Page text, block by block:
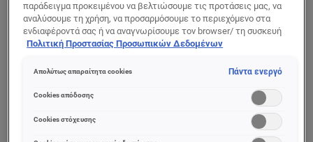
Age Perfect
Classic Κρέμα
Ημέρας
Age Perfect
Le Duo Ορός
Αντιγήρανσης
0/5
παράδειγμα προκειμένου να βελτιώσουμε τις προτάσεις μας, να
αναλύσουμε τη χρήση, να προσαρμόσουμε το περιεχόμενο στα
ενδιαφέροντά σας ή να αναγνωρίσουμε τον browser/ τη συσκευή
σας για τη δημιουργία προφίλ με τα ενδιαφέροντά σας και να σας
διαδικτυακές προτάσεις. Μπορείτε να αποδεχθείτε cookies τα
(«Απόρριψη όλων») ή να ρυθμίσετε και να αποθηκεύσετε τις
επιλογές σας («Αποθήκευση επιλογών»). Μπορείτε επίσης, ανά
πάσα στιγμή, να ελέγξετε και να ρυθμίσετε εκ νέου τις επιλογές
Πολιτική Προστασίας Προσωπικών Δεδομένων
Απολύτως απαραίτητα cookies Πάντα ενεργό
Cookies απόδοσης
Cookies στόχευσης